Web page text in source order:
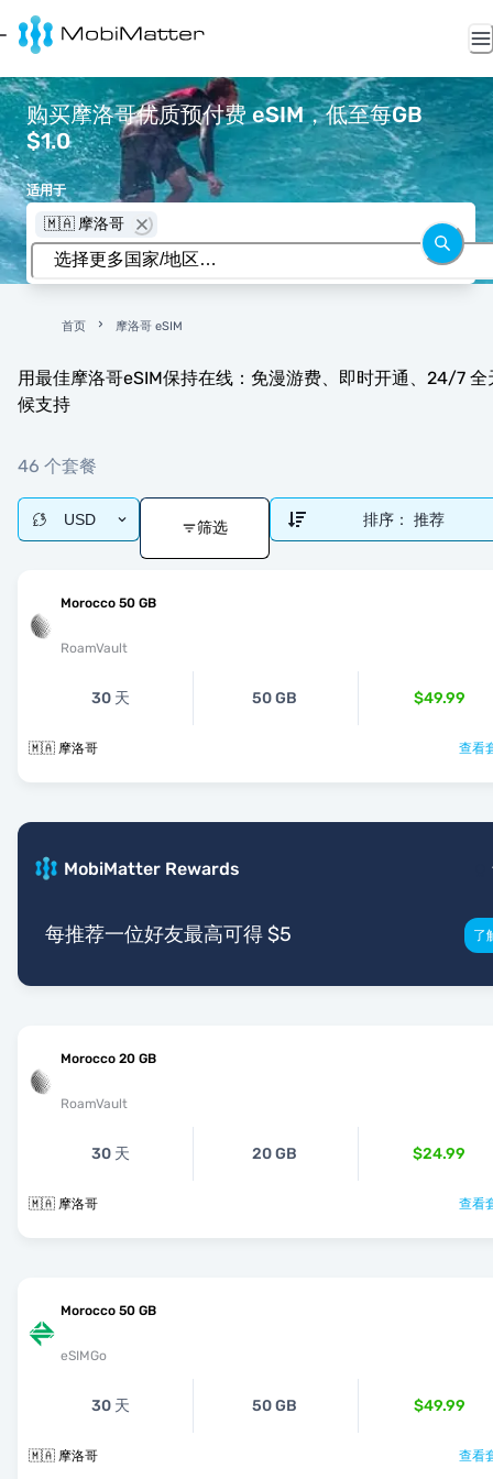
购买摩洛哥优质预付费 eSIM，低至每GB
$1.0
适用于
🇲🇦 摩洛哥
首页 摩洛哥 eSIM
用最佳摩洛哥eSIM保持在线：免漫游费、即时开通、24/7 全
候支持
46 个套餐
USD 筛选 排序： 推荐
Morocco 50 GB
RoamVault
30 天 50 GB $49.99
🇲🇦 摩洛哥 查看
MobiMatter Rewards
每推荐一位好友最高可得 $5 了
Morocco 20 GB
RoamVault
30 天 20 GB $24.99
🇲🇦 摩洛哥 查看
Morocco 50 GB
eSIMGo
30 天 50 GB $49.99
🇲🇦 摩洛哥 查看